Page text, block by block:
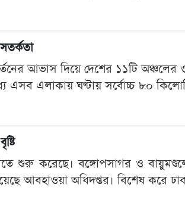
আভাস দিয়ে দেশের ১১টি
এসব এলাকায় ঘণ্টায় সর্বোচ্চ ৮০
শুরু করেছে। বঙ্গোপসাগর ও
আবহাওয়া অধিদপ্তর। বিশেষ করে